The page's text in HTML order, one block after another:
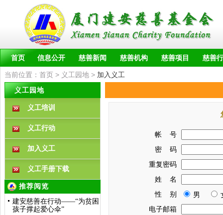
首页 信息公开 慈善新闻 慈善机构 慈善项目 慈善
当前位置： 首页 > 义工园地 > 加入义工
义工园地
义工培训
义工行动
加入义工
义工手册下载
推荐阅览
建安慈善在行动——“为贫困
孩子撑起爱心伞”
帐 号
密 码
重复密码
姓 名
性 别
男
电子邮箱